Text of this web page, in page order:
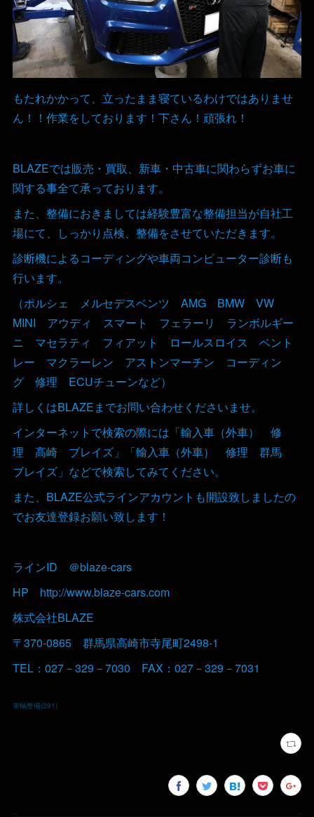
もたれかかって、立ったまま寝ているわけではありませ
ん！！作業をしております！下さん！頑張れ！
BLAZEでは販売・買取、新車・中古車に関わらずお車に
関する事全て承っております。
また、整備におきましては経験豊富な整備担当が自社工
場にて、しっかり点検、整備をさせていただきます。
診断機によるコーディングや車両コンピューター診断も
行います。
（ポルシェ メルセデスベンツ AMG BMW VW
MINI アウディ スマート フェラーリ ランボルギー
ニ マセラティ フィアット ロールスロイス ベント
レー マクラーレン アストンマーチン コーディン
グ 修理 ECUチューンなど）
詳しくはBLAZEまでお問い合わせくださいませ。
インターネットで検索の際には「輸入車（外車） 修
理 高崎 ブレイズ」「輸入車（外車） 修理 群馬
ブレイズ」などで検索してみてください。
また、BLAZE公式ラインアカウントも開設致しましたの
でお友達登録お願い致します！
ラインID ＠blaze-cars
HP http://www.blaze-cars.com
株式会社BLAZE
〒370-0865 群馬県高崎市寺尾町2498-1
TEL：027－329－7030 FAX：027－329－7031
車輌整備(291)